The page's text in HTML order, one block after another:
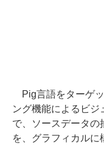
Pig言語をターゲ
ング機能によるビジ
で、ソースデータの
を、グラフィカルに